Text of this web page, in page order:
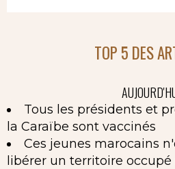
TOP 5 DES
Tous les présidents et
la Caraïbe sont vaccinés
Ces jeunes marocains
libérer un territoire occupé